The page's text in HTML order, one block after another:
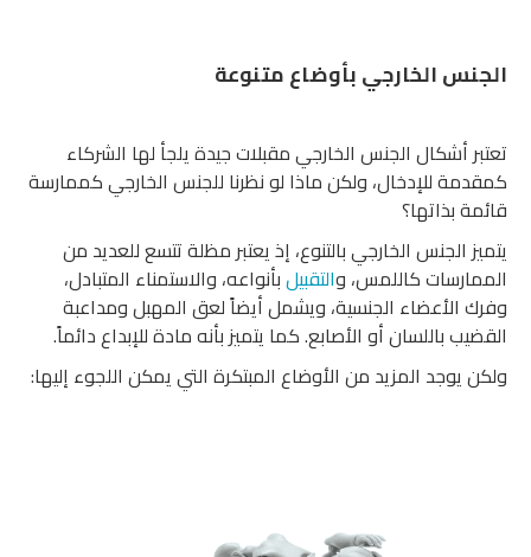
الجنس الخارجي بأوضاع متنوعة
تعتبر أشكال الجنس الخارجي مقبلات جيدة يلجأ لها الشركاء
كمقدمة للإدخال، ولكن ماذا لو نظرنا للجنس الخارجي كممارسة
قائمة بذاتها؟
يتميز الجنس الخارجي بالتنوع، إذ يعتبر مظلة تتسع للعديد من
الممارسات كاللمس، والتقبيلبأنواعه، والاستمناء المتبادل،
وفرك الأعضاء الجنسية، ويشمل أيضاً لعق المهبل ومداعبة
القضيب باللسان أو الأصابع. كما يتميز بأنه مادة للإبداع دائماً.
ولكن يوجد المزيد من الأوضاع المبتكرة التي يمكن اللجوء إليها: